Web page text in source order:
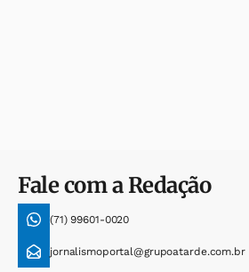
Fale com a Redação
(71) 99601-0020
jornalismoportal@grupoatarde.com.br